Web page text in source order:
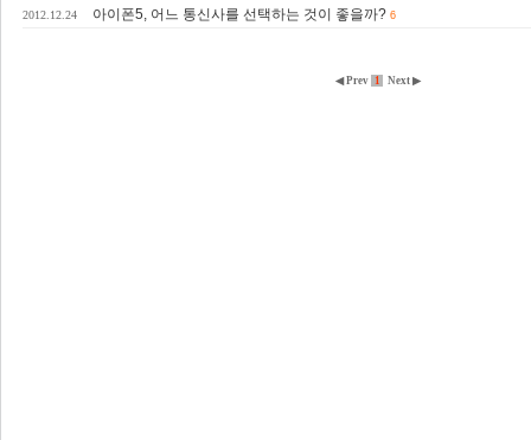
2012.12.24 아이폰5, 어느 통신사를 선택하는 것이 좋을까? 6
◀ Prev 1 Next ▶